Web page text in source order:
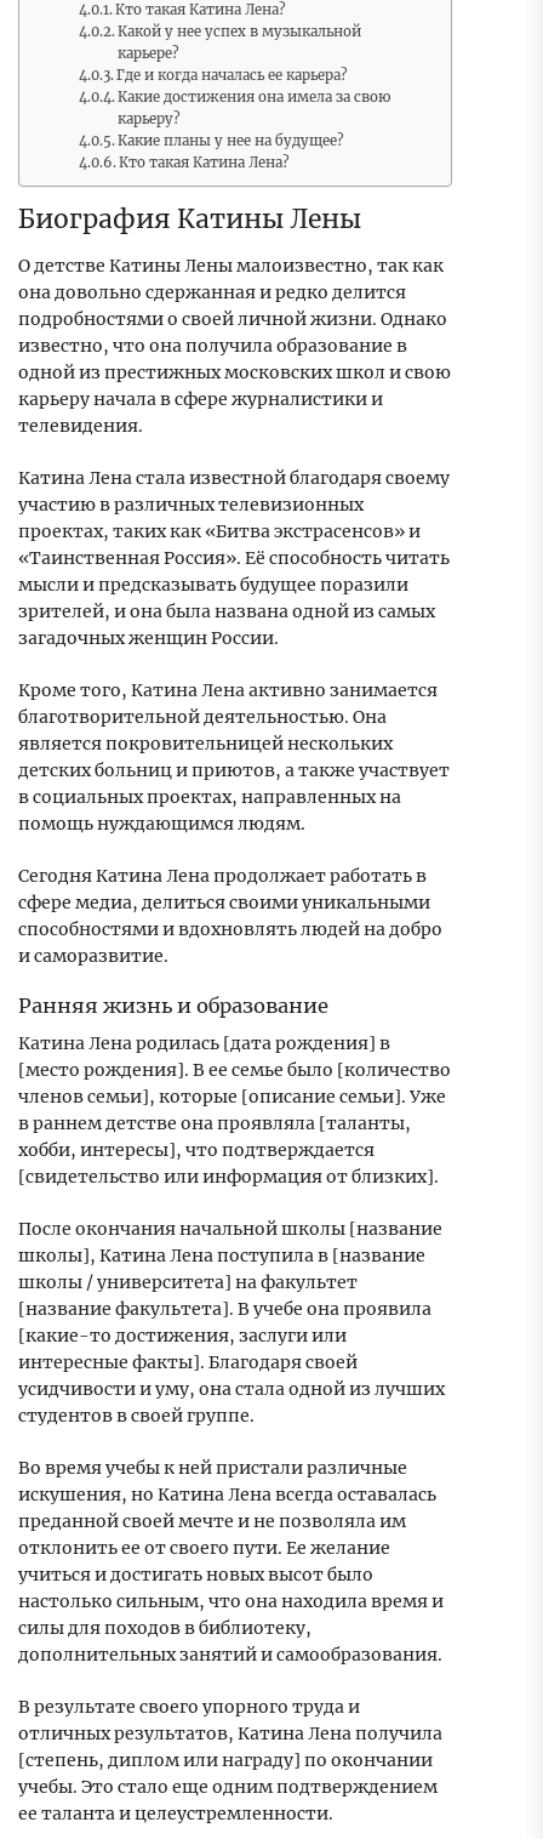
Кто такая Катина Лена?
Какой у нее успех в музыкальной
карьере?
Где и когда началась ее карьера?
Какие достижения она имела за свою
карьеру?
Какие планы у нее на будущее?
Кто такая Катина Лена?
Биография Катины Лены
О детстве Катины Лены малоизвестно, так как
она довольно сдержанная и редко делится
подробностями о своей личной жизни. Однако
известно, что она получила образование в
одной из престижных московских школ и свою
карьеру начала в сфере журналистики и
телевидения.
Катина Лена стала известной благодаря своему
участию в различных телевизионных
проектах, таких как «Битва экстрасенсов» и
«Таинственная Россия». Её способность читать
мысли и предсказывать будущее поразили
зрителей, и она была названа одной из самых
загадочных женщин России.
Кроме того, Катина Лена активно занимается
благотворительной деятельностью. Она
является покровительницей нескольких
детских больниц и приютов, а также участвует
в социальных проектах, направленных на
помощь нуждающимся людям.
Сегодня Катина Лена продолжает работать в
сфере медиа, делиться своими уникальными
способностями и вдохновлять людей на добро
и саморазвитие.
Ранняя жизнь и образование
Катина Лена родилась [дата рождения] в
[место рождения]. В ее семье было [количество
членов семьи], которые [описание семьи]. Уже
в раннем детстве она проявляла [таланты,
хобби, интересы], что подтверждается
[свидетельство или информация от близких].
После окончания начальной школы [название
школы], Катина Лена поступила в [название
школы / университета] на факультет
[название факультета]. В учебе она проявила
[какие-то достижения, заслуги или
интересные факты]. Благодаря своей
усидчивости и уму, она стала одной из лучших
студентов в своей группе.
Во время учебы к ней пристали различные
искушения, но Катина Лена всегда оставалась
преданной своей мечте и не позволяла им
отклонить ее от своего пути. Ее желание
учиться и достигать новых высот было
настолько сильным, что она находила время и
силы для походов в библиотеку,
дополнительных занятий и самообразования.
В результате своего упорного труда и
отличных результатов, Катина Лена получила
[степень, диплом или награду] по окончании
учебы. Это стало еще одним подтверждением
ее таланта и целеустремленности.